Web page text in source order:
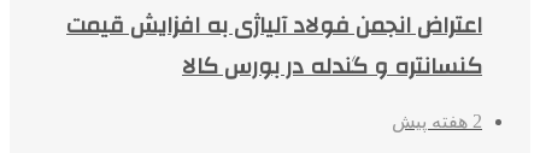
اعتراض انجمن فولاد آلیاژی به افزایش قیمت
کنسانتره و گندله در بورس کالا
2 هفته پیش